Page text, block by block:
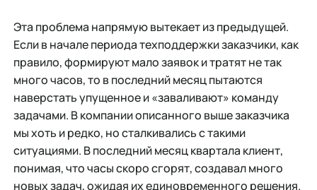
Эта проблема напрямую вытекает из предыдущей.
Если в начале периода техподдержки заказчики, как
правило, формируют мало заявок и тратят не так
много часов, то в последний месяц пытаются
наверстать упущенное и «заваливают» команду
задачами. В компании описанного выше заказчика
мы хоть и редко, но сталкивались с такими
ситуациями. В последний месяц квартала клиент,
понимая, что часы скоро сгорят, создавал много
новых задач, ожидая их единовременного решения.